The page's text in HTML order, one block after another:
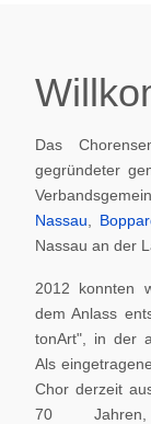
Das
gegründeter
Nassau
Nassau an der
2012 konnten
dem Anlass
tonArt", in der
Als
Chor derzeit
70